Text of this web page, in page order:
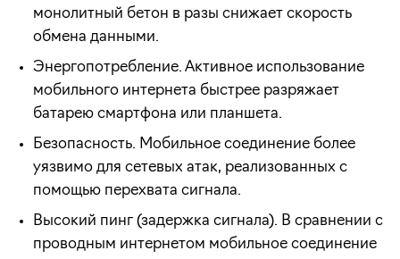
монолитный бетон в разы снижает скорость
обмена данными.
Энергопотребление. Активное использование
мобильного интернета быстрее разряжает
батарею смартфона или планшета.
Безопасность. Мобильное соединение более
уязвимо для сетевых атак, реализованных с
помощью перехвата сигнала.
Высокий пинг (задержка сигнала). В сравнении с
проводным интернетом мобильное соединение